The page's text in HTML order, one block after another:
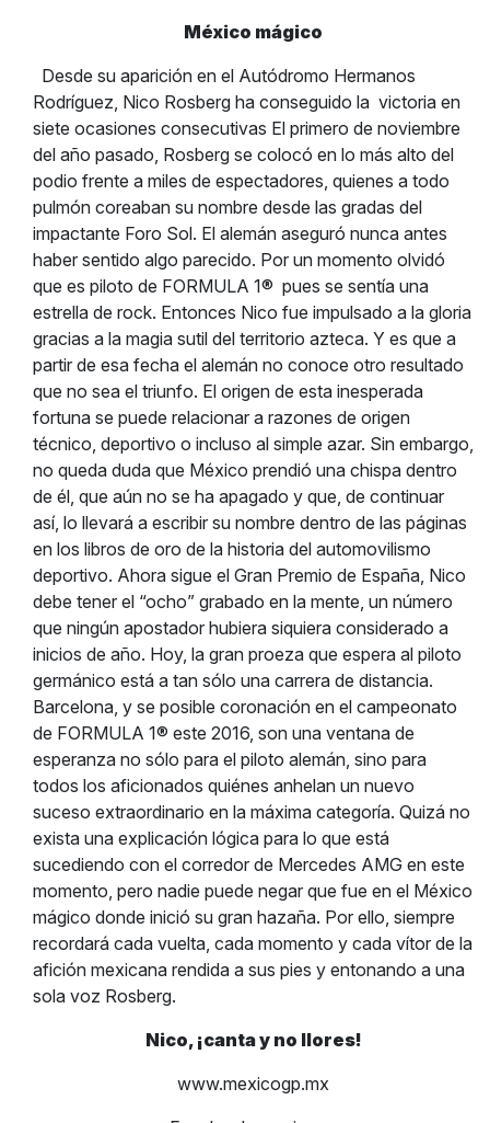
México mágico
Desde su aparición en el Autódromo Hermanos
Rodríguez, Nico Rosberg ha conseguido la victoria en
siete ocasiones consecutivas El primero de noviembre
del año pasado, Rosberg se colocó en lo más alto del
podio frente a miles de espectadores, quienes a todo
pulmón coreaban su nombre desde las gradas del
impactante Foro Sol. El alemán aseguró nunca antes
haber sentido algo parecido. Por un momento olvidó
que es piloto de FORMULA 1® pues se sentía una
estrella de rock. Entonces Nico fue impulsado a la gloria
gracias a la magia sutil del territorio azteca. Y es que a
partir de esa fecha el alemán no conoce otro resultado
que no sea el triunfo. El origen de esta inesperada
fortuna se puede relacionar a razones de origen
técnico, deportivo o incluso al simple azar. Sin embargo,
no queda duda que México prendió una chispa dentro
de él, que aún no se ha apagado y que, de continuar
así, lo llevará a escribir su nombre dentro de las páginas
en los libros de oro de la historia del automovilismo
deportivo. Ahora sigue el Gran Premio de España, Nico
debe tener el “ocho” grabado en la mente, un número
que ningún apostador hubiera siquiera considerado a
inicios de año. Hoy, la gran proeza que espera al piloto
germánico está a tan sólo una carrera de distancia.
Barcelona, y se posible coronación en el campeonato
de FORMULA 1® este 2016, son una ventana de
esperanza no sólo para el piloto alemán, sino para
todos los aficionados quiénes anhelan un nuevo
suceso extraordinario en la máxima categoría. Quizá no
exista una explicación lógica para lo que está
sucediendo con el corredor de Mercedes AMG en este
momento, pero nadie puede negar que fue en el México
mágico donde inició su gran hazaña. Por ello, siempre
recordará cada vuelta, cada momento y cada vítor de la
afición mexicana rendida a sus pies y entonando a una
sola voz Rosberg.
Nico, ¡canta y no llores!
www.mexicogp.mx